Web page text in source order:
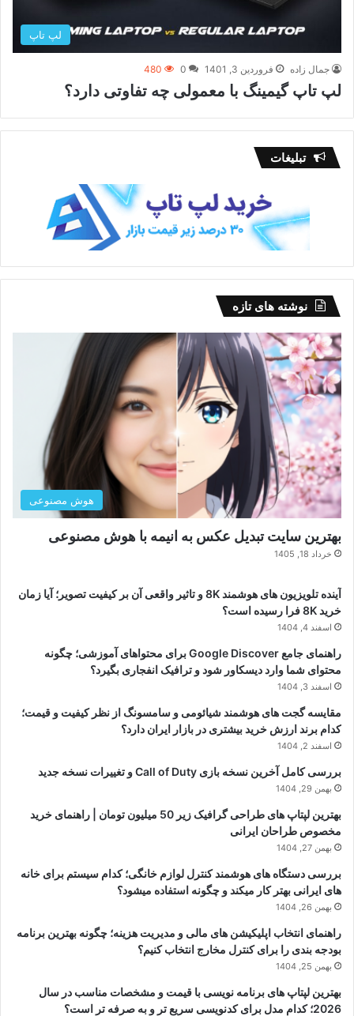
لپ تاپ
جمال زاده فروردین 3, 1401 0
480
لپ تاپ گیمینگ با معمولی چه تفاوتی دارد؟
تبلیغات
نوشته های تازه
هوش مصنوعی
بهترین سایت تبدیل عکس به انیمه با هوش مصنوعی
خرداد 18, 1405
آینده تلویزیون های هوشمند 8K و تاثیر واقعی آن بر کیفیت تصویر؛ آیا زمان
خرید 8K فرا رسیده است؟
اسفند 4, 1404
راهنمای جامع Google Discover برای محتواهای آموزشی؛ چگونه
محتوای شما وارد دیسکاور شود و ترافیک انفجاری بگیرد؟
اسفند 3, 1404
مقایسه گجت های هوشمند شیائومی و سامسونگ از نظر کیفیت و قیمت؛
کدام برند ارزش خرید بیشتری در بازار ایران دارد؟
اسفند 2, 1404
بررسی کامل آخرین نسخه بازی Call of Duty و تغییرات نسخه جدید
بهمن 29, 1404
بهترین لپتاپ های طراحی گرافیک زیر 50 میلیون تومان | راهنمای خرید
مخصوص طراحان ایرانی
بهمن 27, 1404
بررسی دستگاه های هوشمند کنترل لوازم خانگی؛ کدام سیستم برای خانه
های ایرانی بهتر کار میکند و چگونه استفاده میشود؟
بهمن 26, 1404
راهنمای انتخاب اپلیکیشن های مالی و مدیریت هزینه؛ چگونه بهترین برنامه
بودجه بندی را برای کنترل مخارج انتخاب کنیم؟
بهمن 25, 1404
بهترین لپتاپ های برنامه نویسی با قیمت و مشخصات مناسب در سال
2026؛ کدام مدل برای کدنویسی سریع تر و به صرفه تر است؟